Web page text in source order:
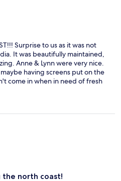
Surprise to us as it was not
It was beautifully maintained,
Anne & Lynn were very nice.
having screens put on the
come in when in need of fresh
north coast!